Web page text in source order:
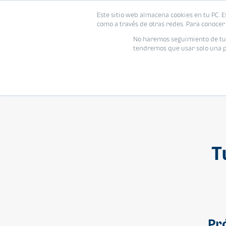
Este sitio web almacena cookies en tu
como a través de otras redes. Para
No haremos seguimiento de
tendremos que usar solo una